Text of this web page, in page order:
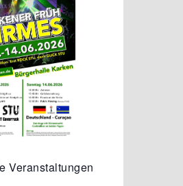
Veranstaltungen